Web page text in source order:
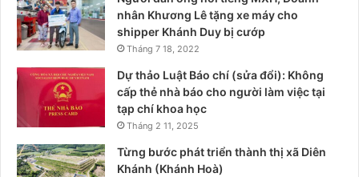
nhân Khương Lê tặng xe máy cho
shipper Khánh Duy bị cướp
Tháng 7 18, 2022
Dự thảo Luật Báo chí (sửa đổi): Không
cấp thẻ nhà báo cho người làm việc tại
tạp chí khoa học
Tháng 2 11, 2025
Từng bước phát triển thành thị xã Diên
Khánh (Khánh Hoà)